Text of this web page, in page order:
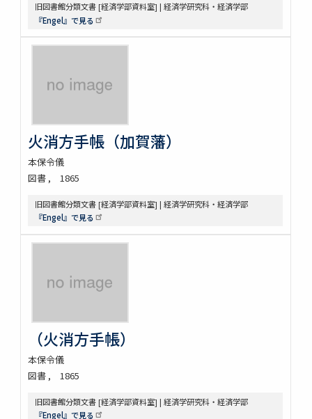
旧図書館分類文書 [経済学部資料室] | 経済学研究科・経済学部
『Engel』で見る
火消方手帳（加賀藩）
本保令儀
図書
1865
旧図書館分類文書 [経済学部資料室] | 経済学研究科・経済学部
『Engel』で見る
（火消方手帳）
本保令儀
図書
1865
旧図書館分類文書 [経済学部資料室] | 経済学研究科・経済学部
『Engel』で見る